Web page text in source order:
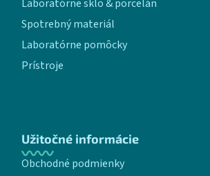
Laboratórne sklo & porcelán
Spotrebný materiál
Laboratórne pomôcky
Prístroje
Užitočné informácie
Obchodné podmienky